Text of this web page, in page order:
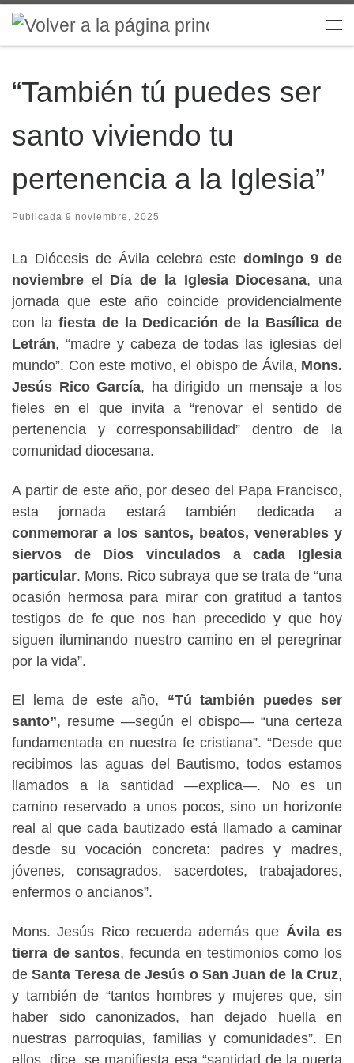
Saltar al contenido
“También tú puedes ser
santo viviendo tu
pertenencia a la Iglesia”
Publicada 9 noviembre, 2025
La Diócesis de Ávila celebra estedomingo 9 de
noviembre el Día de la Iglesia Diocesana, una
jornada que este año coincide providencialmente
con la fiesta de la Dedicación de la Basílica de
Letrán, “madre y cabeza de todas las iglesias del
mundo”. Con este motivo, el obispo de Ávila, Mons.
Jesús Rico García, ha dirigido un mensaje a los
fieles en el que invita a “renovar el sentido de
pertenencia y corresponsabilidad” dentro de la
comunidad diocesana.
A partir de este año, por deseo del Papa Francisco,
esta jornada estará también dedicada a
conmemorar a los santos, beatos, venerables y
siervos de Dios vinculados a cada Iglesia
particular. Mons. Rico subraya que se trata de “una
ocasión hermosa para mirar con gratitud a tantos
testigos de fe que nos han precedido y que hoy
siguen iluminando nuestro camino en el peregrinar
por la vida”.
El lema de este año, “Tú también puedes ser
santo”, resume —según el obispo— “una certeza
fundamentada en nuestra fe cristiana”. “Desde que
recibimos las aguas del Bautismo, todos estamos
llamados a la santidad —explica—. No es un
camino reservado a unos pocos, sino un horizonte
real al que cada bautizado está llamado a caminar
desde su vocación concreta: padres y madres,
jóvenes, consagrados, sacerdotes, trabajadores,
enfermos o ancianos”.
Mons. Jesús Rico recuerda además que Ávila es
tierra de santos, fecunda en testimonios como los
deSanta Teresa de Jesús o San Juan de la Cruz,
y también de “tantos hombres y mujeres que, sin
haber sido canonizados, han dejado huella en
nuestras parroquias, familias y comunidades”. En
ellos, dice, se manifiesta esa “santidad de la puerta